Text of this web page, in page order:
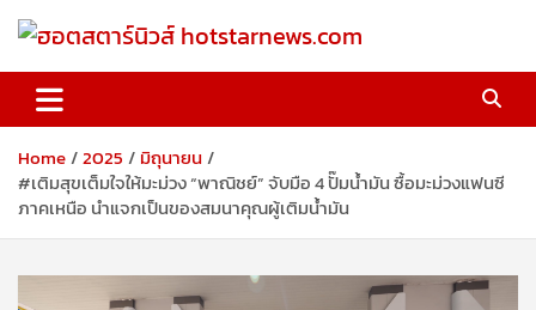
ฮอตสตาร์นิวส์ hotstarnews.com
Home 2025
มิถุนายน
#เติมสุขเต็มใจให้มะม่วง “พาณิชย์” จับมือ 4 ปั๊มน้ำมัน ซื้อมะม่วงแฟนซี
ภาคเหนือ นำแจกเป็นของสมนาคุณผู้เติมน้ำมัน